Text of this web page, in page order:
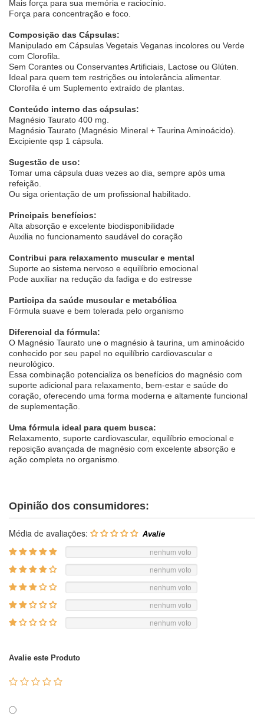
Mais força para sua memória e raciocínio.
Força para concentração e foco.
Composição das Cápsulas:
Manipulado em Cápsulas Vegetais Veganas incolores ou Verde
com Clorofila.
Sem Corantes ou Conservantes Artificiais, Lactose ou Glúten.
Ideal para quem tem restrições ou intolerância alimentar.
Clorofila é um Suplemento extraído de plantas.
Conteúdo interno das cápsulas:
Magnésio Taurato 400 mg.
Magnésio Taurato (Magnésio Mineral + Taurina Aminoácido).
Excipiente qsp 1 cápsula.
Sugestão de uso:
Tomar uma cápsula duas vezes ao dia, sempre após uma
refeição.
Ou siga orientação de um profissional habilitado.
Principais benefícios:
Alta absorção e excelente biodisponibilidade
Auxilia no funcionamento saudável do coração
Contribui para relaxamento muscular e mental
Suporte ao sistema nervoso e equilíbrio emocional
Pode auxiliar na redução da fadiga e do estresse
Participa da saúde muscular e metabólica
Fórmula suave e bem tolerada pelo organismo
Diferencial da fórmula:
O Magnésio Taurato une o magnésio à taurina, um aminoácido
conhecido por seu papel no equilíbrio cardiovascular e
neurológico.
Essa combinação potencializa os benefícios do magnésio com
suporte adicional para relaxamento, bem-estar e saúde do
coração, oferecendo uma forma moderna e altamente funcional
de suplementação.
Uma fórmula ideal para quem busca:
Relaxamento, suporte cardiovascular, equilíbrio emocional e
reposição avançada de magnésio com excelente absorção e
ação completa no organismo.
Opinião dos consumidores:
Média de avaliações:
nenhum voto
nenhum voto
nenhum voto
nenhum voto
nenhum voto
Avalie este Produto